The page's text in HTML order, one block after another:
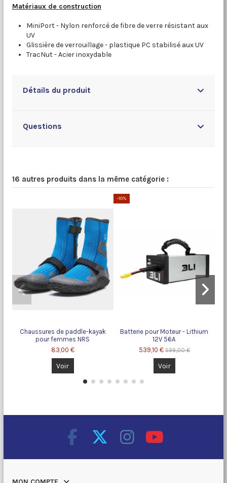
Matériaux de construction
MiniPort - Nylon renforcé de fibre de verre résistant aux
UV
Glissière de verrouillage - plastique PC stabilisé aux UV
TracNut - Acier inoxydable
Détails du produit
Questions
16 autres produits dans la même catégorie :
Chaussures de paddle-kayak
pour femmes NRS
83,00 €
Voir
-10%
Batterie pour Moteur - Lithium
12V 56A
539,10 € 599,00 €
Voir